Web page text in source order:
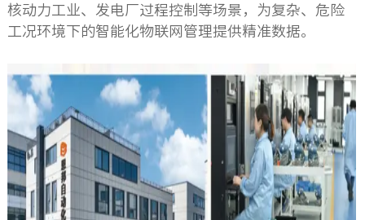
核动力工业、发电厂过程控制等场景，为复杂、危险
工况环境下的智能化物联网管理提供精准数据。